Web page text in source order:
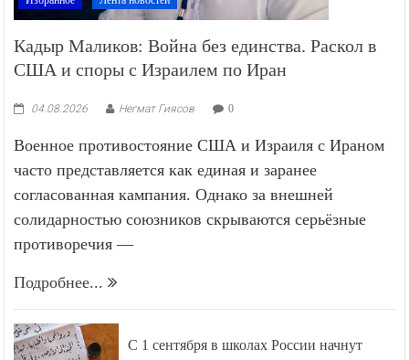
Кадыр Маликов: Война без единства. Раскол в
США и споры с Израилем по Иран
04.08.2026 Негмат Гиясов 0
Военное противостояние США и Израиля с Ираном
часто представляется как единая и заранее
согласованная кампания. Однако за внешней
солидарностью союзников скрываются серьёзные
противоречия —
Подробнее...
С 1 сентября в школах России начнут